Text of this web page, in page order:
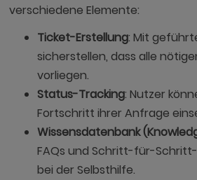
verschiedene Elemente:
Ticket-Erstellung: Mit
sicherstellen, dass alle
vorliegen.
Status-Tracking: Nutzer
Fortschritt ihrer Anfrage
Wissensdatenbank
FAQs und Schritt-für-
bei der Selbsthilfe.